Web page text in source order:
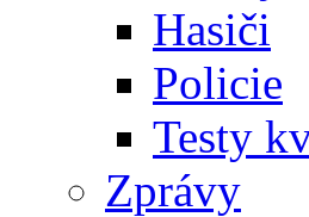
Hasiči
Policie
Testy
Zprávy